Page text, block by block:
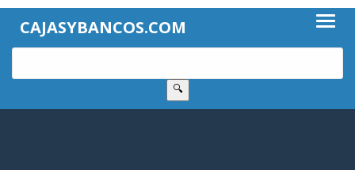
CAJASYBANCOS.COM
🔍